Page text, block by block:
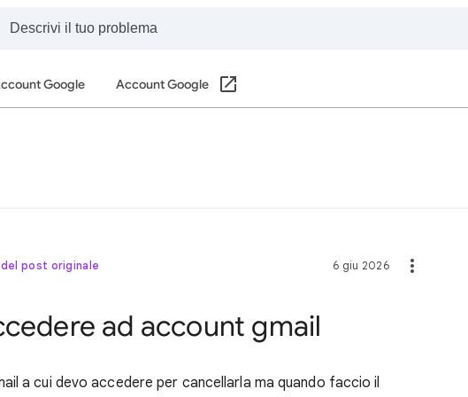
Google Account Google
post originale 6 giu 2026
ad account gmail
a cui devo accedere per cancellarla ma quando faccio il